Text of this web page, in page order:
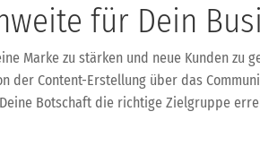
für Dein
Marke zu stärken und neue Kunden zu
der Content-Erstellung über das
Botschaft die richtige Zielgruppe